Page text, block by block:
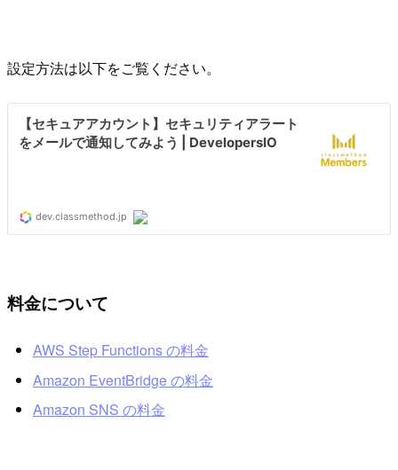
設定方法は以下をご覧ください。
料金について
AWS Step Functions の料金
Amazon EventBridge の料金
Amazon SNS の料金